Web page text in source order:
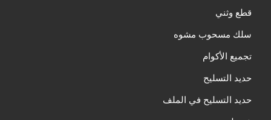
قطع وثني
سلك مسحوب مشوه
تجميع الأكوام
حديد التسليح
حديد التسليح في الملف